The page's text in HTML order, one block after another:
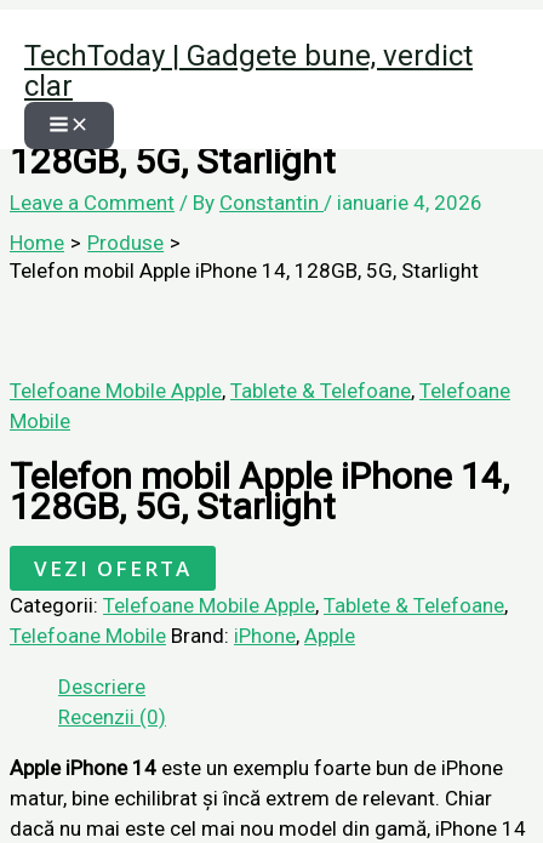
to
content
TechToday | Gadgete bune, verdict
clar
Telefon mobil Apple iPhone 14, 128GB, 5G, Starlight
Telefon mobil Apple iPhone 14,
128GB, 5G, Starlight
Leave a Comment / By Constantin / ianuarie 4, 2026
Home
Produse
Telefon mobil Apple iPhone 14, 128GB, 5G, Starlight
Telefoane Mobile Apple, Tablete & Telefoane, Telefoane
Mobile
Telefon mobil Apple iPhone 14,
128GB, 5G, Starlight
VEZI OFERTA
Categorii: Telefoane Mobile Apple, Tablete & Telefoane,
Telefoane Mobile Brand: iPhone, Apple
Descriere
Recenzii (0)
Apple iPhone 14 este un exemplu foarte bun de iPhone
matur, bine echilibrat și încă extrem de relevant. Chiar
dacă nu mai este cel mai nou model din gamă, iPhone 14